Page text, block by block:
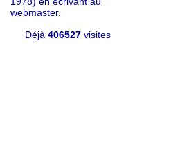
webmaster.
Déjà 406527 visites